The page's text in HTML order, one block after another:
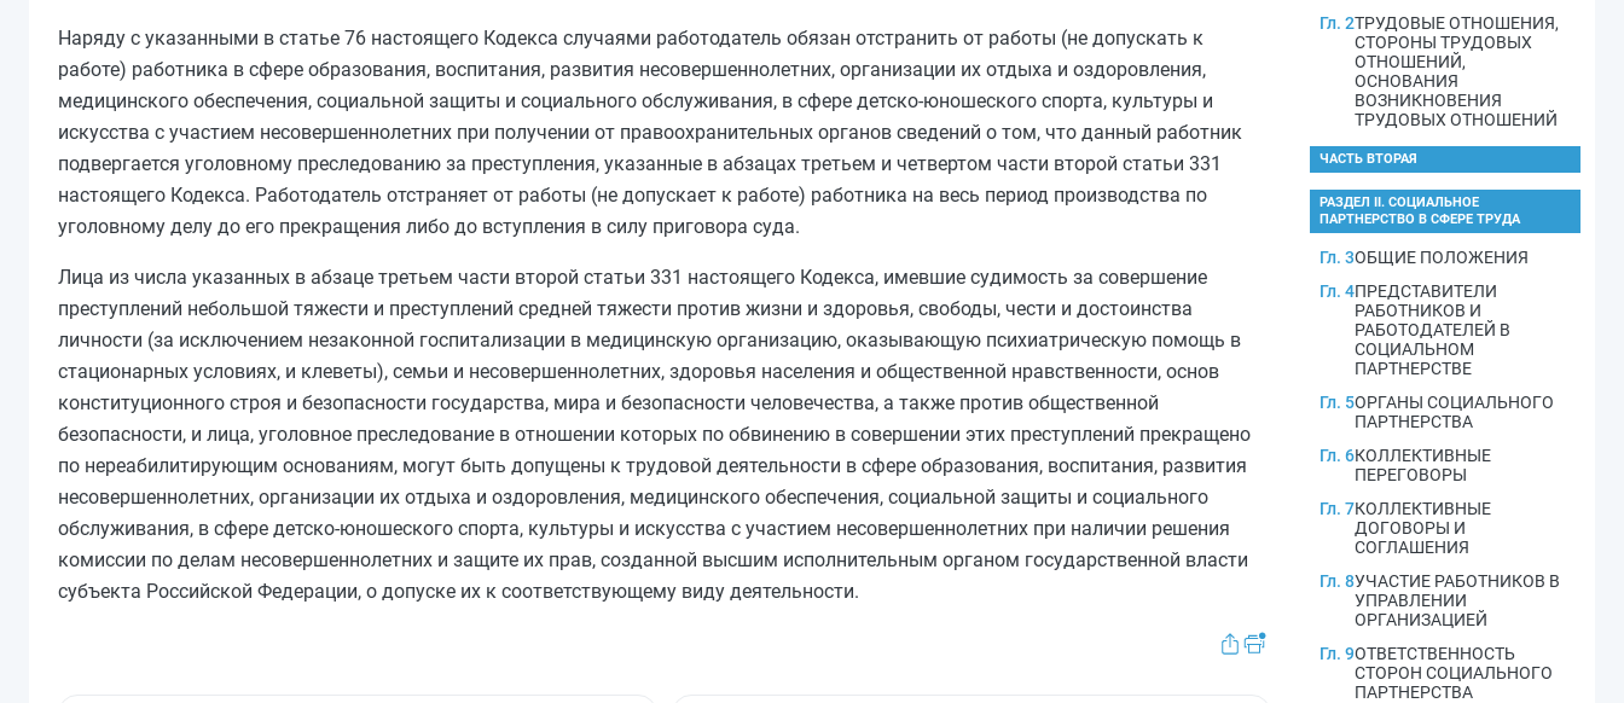
Наряду с указанными в статье 76 настоящего Кодекса случаями работодатель обязан отстранить от работы (не допускать к
работе) работника в сфере образования, воспитания, развития несовершеннолетних, организации их отдыха и оздоровления,
медицинского обеспечения, социальной защиты и социального обслуживания, в сфере детско-юношеского спорта, культуры и
искусства с участием несовершеннолетних при получении от правоохранительных органов сведений о том, что данный работник
подвергается уголовному преследованию за преступления, указанные в абзацах третьем и четвертом части второй статьи 331
настоящего Кодекса. Работодатель отстраняет от работы (не допускает к работе) работника на весь период производства по
уголовному делу до его прекращения либо до вступления в силу приговора суда.
Лица из числа указанных в абзаце третьем части второй статьи 331 настоящего Кодекса, имевшие судимость за совершение
преступлений небольшой тяжести и преступлений средней тяжести против жизни и здоровья, свободы, чести и достоинства
личности (за исключением незаконной госпитализации в медицинскую организацию, оказывающую психиатрическую помощь в
стационарных условиях, и клеветы), семьи и несовершеннолетних, здоровья населения и общественной нравственности, основ
конституционного строя и безопасности государства, мира и безопасности человечества, а также против общественной
безопасности, и лица, уголовное преследование в отношении которых по обвинению в совершении этих преступлений прекращено
по нереабилитирующим основаниям, могут быть допущены к трудовой деятельности в сфере образования, воспитания, развития
несовершеннолетних, организации их отдыха и оздоровления, медицинского обеспечения, социальной защиты и социального
обслуживания, в сфере детско-юношеского спорта, культуры и искусства с участием несовершеннолетних при наличии решения
комиссии по делам несовершеннолетних и защите их прав, созданной высшим исполнительным органом государственной власти
субъекта Российской Федерации, о допуске их к соответствующему виду деятельности.
Гл. 2ТРУДОВЫЕ ОТНОШЕНИЯ,
СТОРОНЫ ТРУДОВЫХ
ОТНОШЕНИЙ,
ОСНОВАНИЯ
ВОЗНИКНОВЕНИЯ
ТРУДОВЫХ ОТНОШЕНИЙ
ЧАСТЬ ВТОРАЯ
РАЗДЕЛ II. СОЦИАЛЬНОЕ
ПАРТНЕРСТВО В СФЕРЕ ТРУДА
Гл. 3ОБЩИЕ ПОЛОЖЕНИЯ
Гл. 4ПРЕДСТАВИТЕЛИ
РАБОТНИКОВ И
РАБОТОДАТЕЛЕЙ В
СОЦИАЛЬНОМ
ПАРТНЕРСТВЕ
Гл. 5ОРГАНЫ СОЦИАЛЬНОГО
ПАРТНЕРСТВА
Гл. 6КОЛЛЕКТИВНЫЕ
ПЕРЕГОВОРЫ
Гл. 7КОЛЛЕКТИВНЫЕ
ДОГОВОРЫ И
СОГЛАШЕНИЯ
Гл. 8УЧАСТИЕ РАБОТНИКОВ В
УПРАВЛЕНИИ
ОРГАНИЗАЦИЕЙ
Гл. 9ОТВЕТСТВЕННОСТЬ
СТОРОН СОЦИАЛЬНОГО
ПАРТНЕРСТВА